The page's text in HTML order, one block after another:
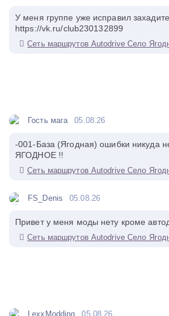
У меня группе уже исправил захадите
https://vk.ru/club230132899
Сеть маршрутов Autodrive Село
Гость мага 05.08.26
-001-База (Ягодная) ошибки никуда
ЯГОДНОЕ !!
Сеть маршрутов Autodrive Село
FS_Denis 05.08.26
Привет у меня моды нету кроме
Сеть маршрутов Autodrive Село
LexxModding 05.08.26